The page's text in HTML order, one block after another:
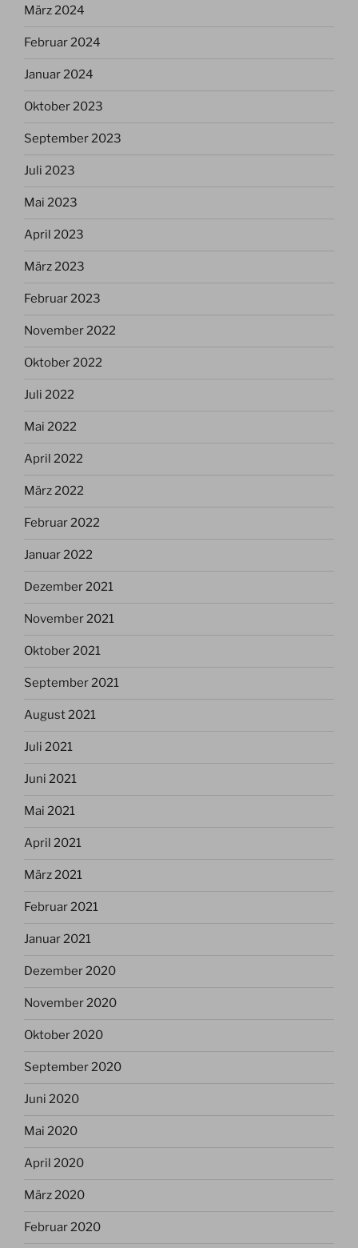
März 2024
Februar 2024
Januar 2024
Oktober 2023
September 2023
Juli 2023
Mai 2023
April 2023
März 2023
Februar 2023
November 2022
Oktober 2022
Juli 2022
Mai 2022
April 2022
März 2022
Februar 2022
Januar 2022
Dezember 2021
November 2021
Oktober 2021
September 2021
August 2021
Juli 2021
Juni 2021
Mai 2021
April 2021
März 2021
Februar 2021
Januar 2021
Dezember 2020
November 2020
Oktober 2020
September 2020
Juni 2020
Mai 2020
April 2020
März 2020
Februar 2020